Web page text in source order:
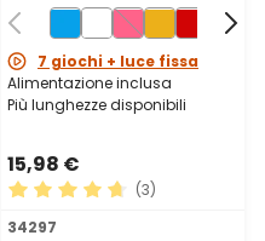
7 giochi + luce fissa
Alimentazione inclusa
Più lunghezze disponibili
15,98 €
Valutazione media di 4.67
(3)
34297